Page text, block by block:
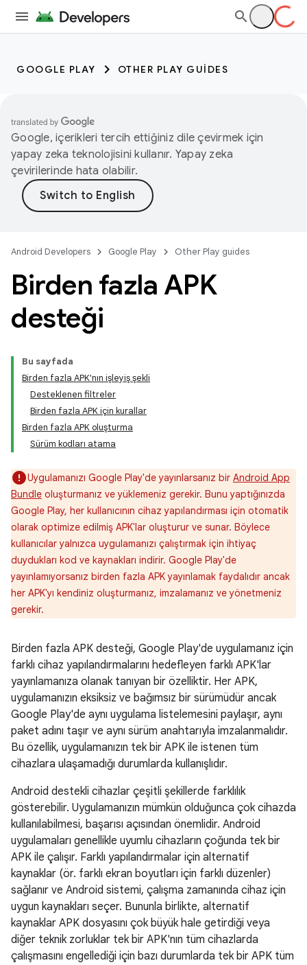
GOOGLE PLAY OTHER PLAY GUIDES
Google, içerikleri tercih ettiğiniz dile çevirmek için
yapay zeka teknolojisini kullanır. Yapay zeka
çevirilerinde hata olabilir.
Android Developers Google Play Other Play guides
Birden fazla APK
desteği
Bu sayfada
Birden fazla APK'nın işleyiş şekli
Desteklenen filtreler
Birden fazla APK için kurallar
Birden fazla APK oluşturma
Sürüm kodları atama
Uygulamanızı Google Play'de yayınlarsanız bir Android App
Bundle oluşturmanız ve yüklemeniz gerekir. Bunu yaptığınızda
Google Play, her kullanıcının cihaz yapılandırması için otomatik
olarak optimize edilmiş APK'lar oluşturur ve sunar. Böylece
kullanıcılar yalnızca uygulamanızı çalıştırmak için ihtiyaç
duydukları kod ve kaynakları indirir. Google Play'de
yayınlamıyorsanız birden fazla APK yayınlamak faydalıdır ancak
her APK'yı kendiniz oluşturmanız, imzalamanız ve yönetmeniz
gerekir.
Birden fazla APK desteği, Google Play'de uygulamanız için
farklı cihaz yapılandırmalarını hedefleyen farklı APK'lar
yayınlamanıza olanak tanıyan bir özelliktir. Her APK,
uygulamanızın eksiksiz ve bağımsız bir sürümüdür ancak
Google Play'de aynı uygulama listelemesini paylaşır, aynı
paket adını taşır ve aynı sürüm anahtarıyla imzalanmalıdır.
Bu özellik, uygulamanızın tek bir APK ile istenen tüm
cihazlara ulaşamadığı durumlarda kullanışlıdır.
Android destekli cihazlar çeşitli şekillerde farklılık
gösterebilir. Uygulamanızın mümkün olduğunca çok cihazda
kullanılabilmesi, başarısı açısından önemlidir. Android
uygulamaları genellikle uyumlu cihazların çoğunda tek bir
APK ile çalışır. Farklı yapılandırmalar için alternatif
kaynaklar (ör. farklı ekran boyutları için farklı düzenler)
sağlanır ve Android sistemi, çalışma zamanında cihaz için
uygun kaynakları seçer. Bununla birlikte, alternatif
kaynaklar APK dosyasını çok büyük hale getirdiği veya
diğer teknik zorluklar tek bir APK'nın tüm cihazlarda
çalışmasını engellediği için bazı durumlarda tek bir APK tüm